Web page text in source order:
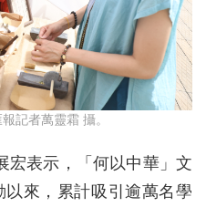
記者萬靈霜 攝。
宏表示，「何以中華」文
來，累計吸引逾萬名學